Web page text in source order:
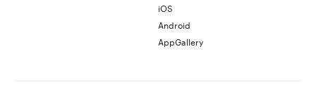
iOS
Android
AppGallery